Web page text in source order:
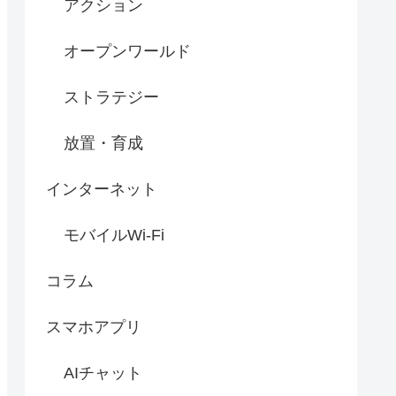
アクション
オープンワールド
ストラテジー
放置・育成
インターネット
モバイルWi-Fi
コラム
スマホアプリ
AIチャット